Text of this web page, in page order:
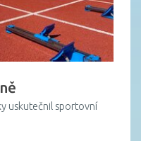
uskutečnil sportovní